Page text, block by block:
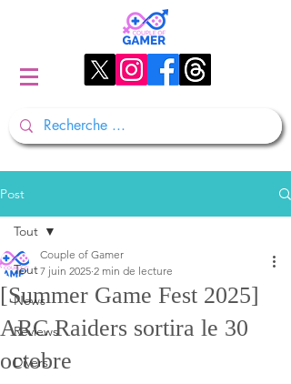
Post
Tout
News
Reviews
Divers
Tout
[Summer Game Fest 2025]
ARC Raiders sortira le 30
octobre
Couple of Gamer
7 juin 2025 2 min de lecture